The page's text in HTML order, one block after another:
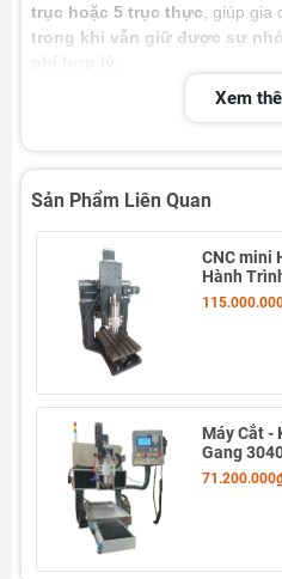
trục hoặc 5 trục thực , giúp
trong khi vẫn giữ được sự
Ứng dụng
Gia côngđồng, nhôm,
Làmkhuôn mẫu, linh
Khắc chạm nghệ thuật
cứng
Xem
Sản Phẩm Liên Quan
CNC mini
Hành
Máy Cắt -
Gang